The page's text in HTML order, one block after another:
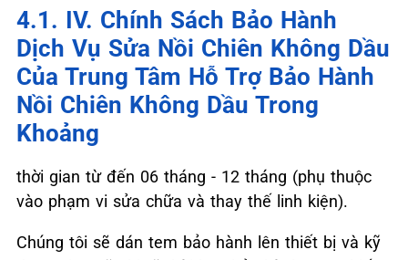
4.1. IV. Chính Sách Bảo Hành
Dịch Vụ Sửa Nồi Chiên Không Dầu
Của Trung Tâm Hỗ Trợ Bảo Hành
Nồi Chiên Không Dầu Trong
Khoảng
thời gian từ đến 06 tháng - 12 tháng (phụ thuộc
vào phạm vi sửa chữa và thay thế linh kiện).
Chúng tôi sẽ dán tem bảo hành lên thiết bị và kỹ